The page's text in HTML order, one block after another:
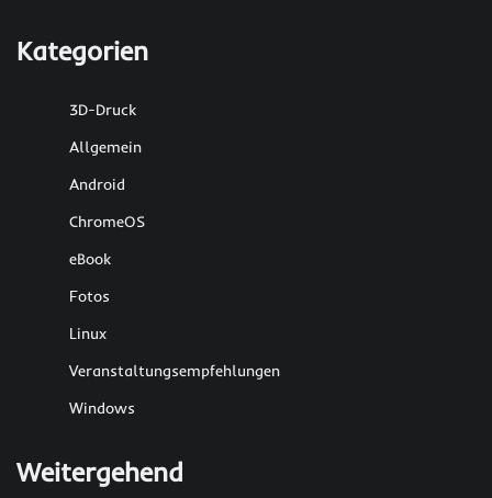
Kategorien
3D-Druck
Allgemein
Android
ChromeOS
eBook
Fotos
Linux
Veranstaltungsempfehlungen
Windows
Weitergehend